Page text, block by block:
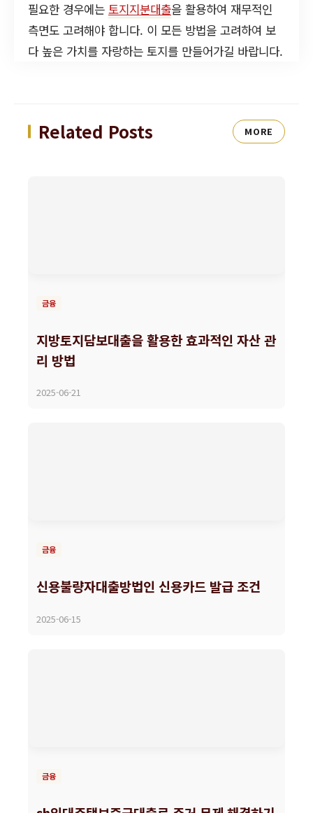
필요한 경우에는 토지지분대출을 활용하여 재무적인
측면도 고려해야 합니다. 이 모든 방법을 고려하여 보
다 높은 가치를 자랑하는 토지를 만들어가길 바랍니다.
Related Posts MORE
금융
지방토지담보대출을 활용한 효과적인 자산 관
리 방법
2025-06-21
금융
신용불량자대출방법인 신용카드 발급 조건
2025-06-15
금융